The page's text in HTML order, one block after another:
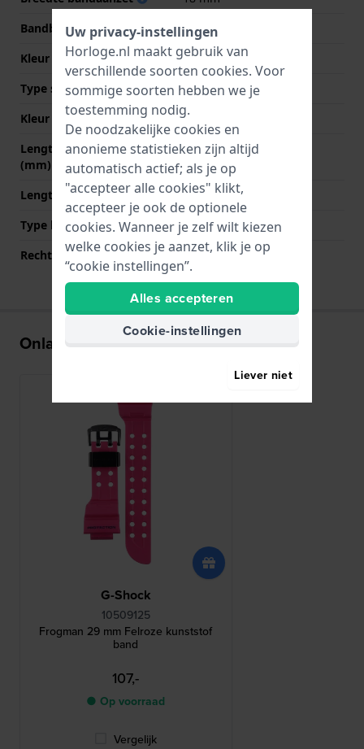
Bandbreedte bij sluiting
21 mm
Kleur Band
Roze
Type sluiting
Gesp
Kleur sluiting
Zwart
Lengte band op 12 uur
(mm)
75 mm
Lengte band op 6 uur (mm) 140 mm
Type bevestiging
Schroef
Rechte bandaanzet
Nee
Onlangs bekeken
G-Shock
10509125
Frogman 29 mm Felroze kunststof
band
107,-
● Op voorraad
Vergelijk
Uw privacy-instellingen
Horloge.nl maakt gebruik van
verschillende soorten cookies. Voor
sommige soorten hebben we je
toestemming nodig.
De noodzakelijke cookies en
anonieme statistieken zijn altijd
automatisch actief; als je op
"accepteer alle cookies" klikt,
accepteer je ook de optionele
cookies. Wanneer je zelf wilt kiezen
welke cookies je aanzet, klik je op
“cookie instellingen”.
Alles accepteren
Cookie-instellingen
Liever niet